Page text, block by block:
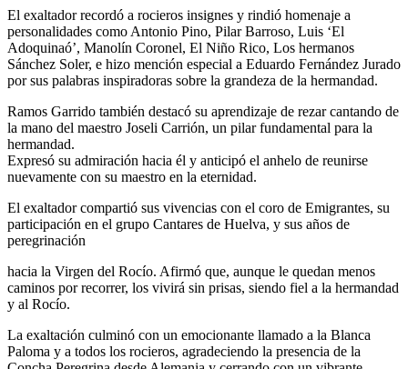
El exaltador recordó a rocieros insignes y rindió homenaje a
personalidades como Antonio Pino, Pilar Barroso, Luis ‘El
Adoquinaó’, Manolín Coronel, El Niño Rico, Los hermanos
Sánchez Soler, e hizo mención especial a Eduardo Fernández Jurado
por sus palabras inspiradoras sobre la grandeza de la hermandad.
Ramos Garrido también destacó su aprendizaje de rezar cantando de
la mano del maestro Joseli Carrión, un pilar fundamental para la
hermandad.
Expresó su admiración hacia él y anticipó el anhelo de reunirse
nuevamente con su maestro en la eternidad.
El exaltador compartió sus vivencias con el coro de Emigrantes, su
participación en el grupo Cantares de Huelva, y sus años de
peregrinación
hacia la Virgen del Rocío. Afirmó que, aunque le quedan menos
caminos por recorrer, los vivirá sin prisas, siendo fiel a la hermandad
y al Rocío.
La exaltación culminó con un emocionante llamado a la Blanca
Paloma y a todos los rocieros, agradeciendo la presencia de la